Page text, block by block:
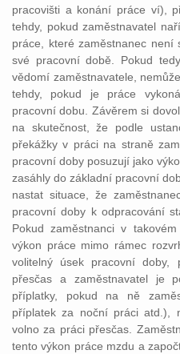
pracovišti a konání práce ví),
tehdy, pokud zaměstnavatel
práce, které zaměstnanec není
své pracovní době. Pokud
vědomí zaměstnavatele,
tehdy, pokud je práce
pracovní dobu. Závěrem si
na skutečnost, že podle
překážky v práci na straně
pracovní doby posuzují jako
zasáhly do základní pracovní
nastat situace, že
pracovní doby k odpracování
Pokud zaměstnanci v
výkon práce mimo rámec
volitelný úsek pracovní doby,
přesčas a zaměstnavatel je
příplatky, pokud na ně
příplatek za noční práci atd.),
volno za práci přesčas.
tento výkon práce mzdu a